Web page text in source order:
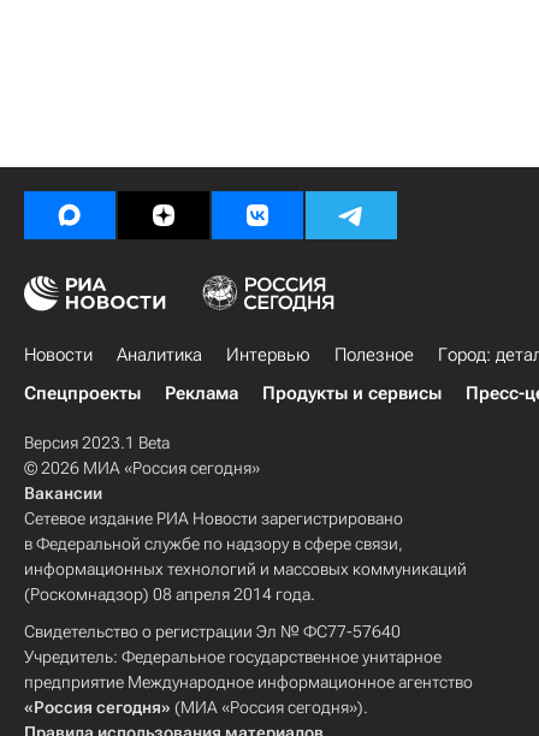
Новости Аналитика Интервью Полезное
Город:
Спецпроекты
Реклама Продукты и сервисы Пресс-
Версия 2023.1 Beta
© 2026 МИА «Россия сегодня»
Вакансии
Сетевое издание РИА Новости зарегистрировано
в Федеральной службе по надзору в сфере связи,
информационных технологий и массовых коммуникаций
(Роскомнадзор) 08 апреля 2014 года.
Свидетельство о регистрации Эл № ФС77-57640
Учредитель: Федеральное государственное унитарное
предприятие Международное информационное агентство
«Россия сегодня» (МИА «Россия сегодня»).